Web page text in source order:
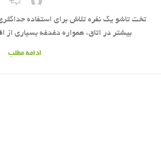
تخت تاشو یک نفره تلاش برای استفاده
بیشتر در اتاق، همواره دغدغه بسیاری
ادامه مطلب